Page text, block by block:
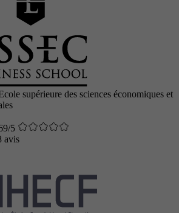
supérieure des sciences économiques et
5
avis